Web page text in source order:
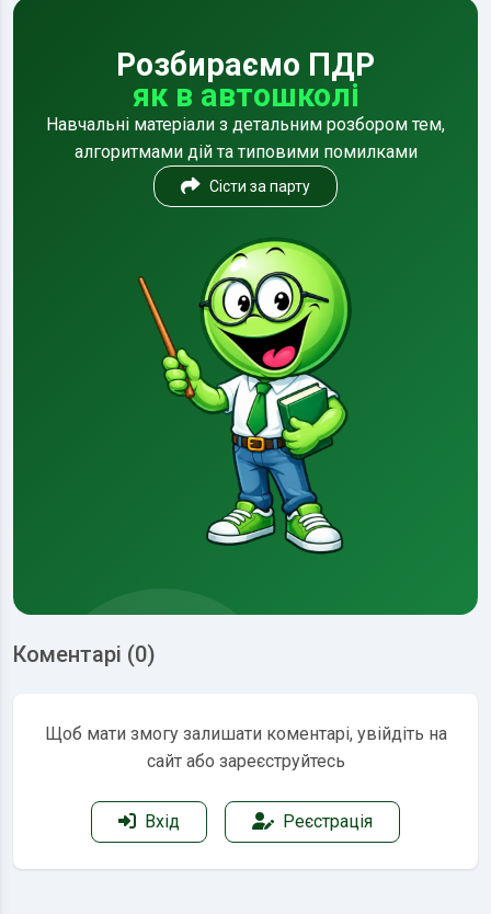
Розбираємо ПДР
як в автошколі
Навчальні матеріали з детальним розбором тем,
алгоритмами дій та типовими помилками
Сісти за парту
Коментарі (0)
Щоб мати змогу залишати коментарі, увійдіть на
сайт або зареєструйтесь
Вхід Реєстрація